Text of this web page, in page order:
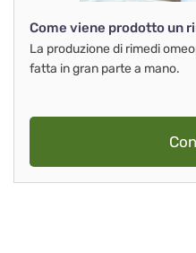
Come viene prodotto un
La produzione di rimedi
fatta in gran parte a mano.